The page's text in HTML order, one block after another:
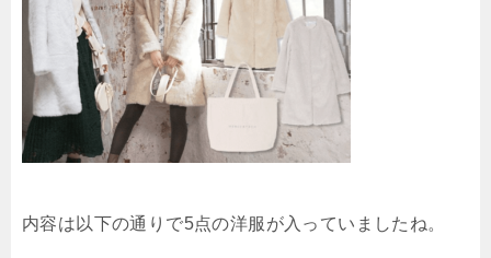
内容は以下の通りで5点の洋服が入っていましたね。